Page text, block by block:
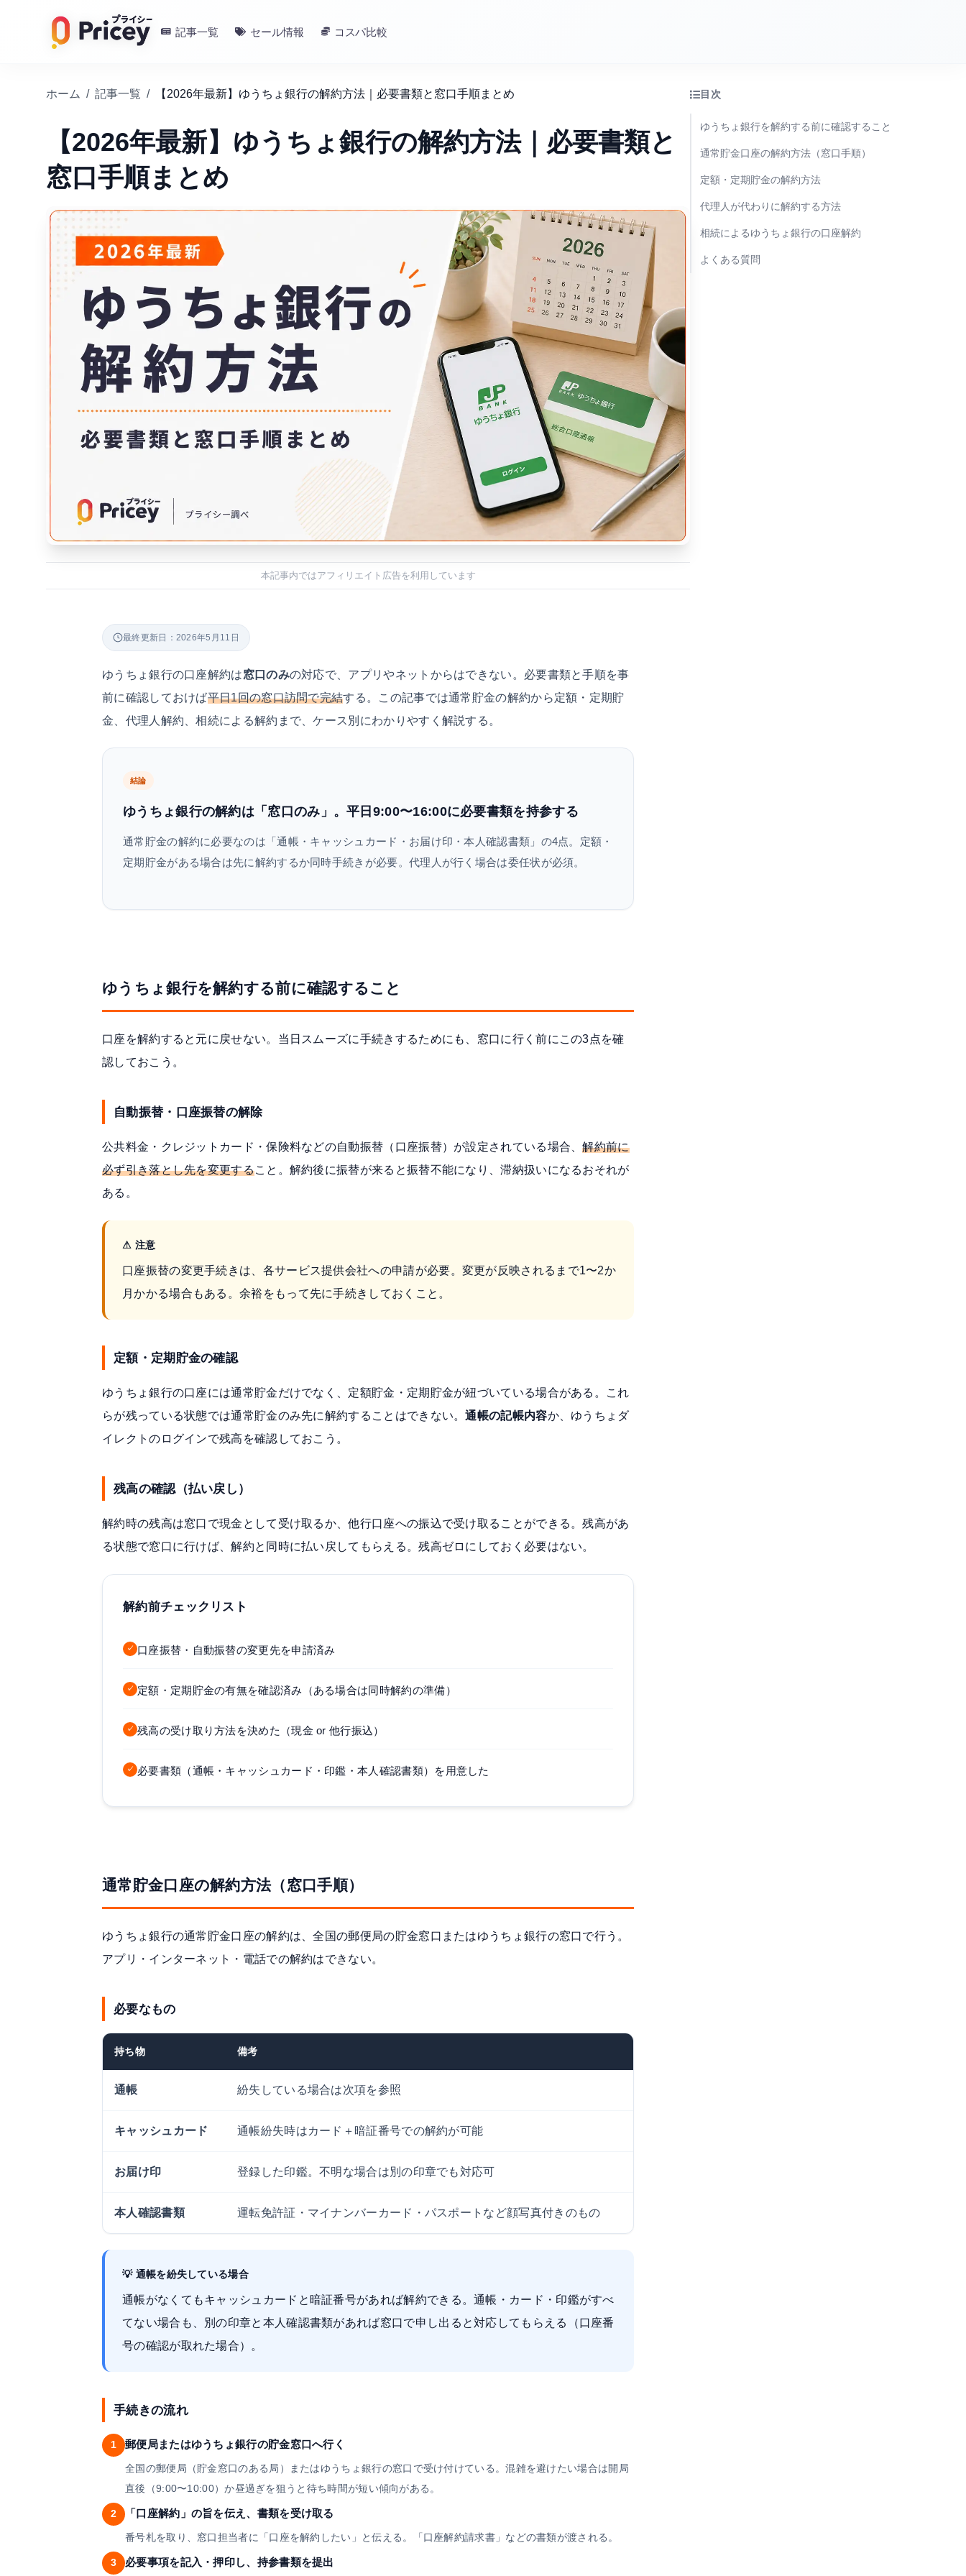
記事一覧 セール情報 コスパ比較
ホーム / 記事一覧 / 【2026年最新】ゆうちょ銀行の解約方法｜必要書類と窓口手順まとめ
【2026年最新】ゆうちょ銀行の解約方法｜必要書類と
窓口手順まとめ
本記事内ではアフィリエイト広告を利用しています
最終更新日：2026年5月11日
ゆうちょ銀行の口座解約は窓口のみの対応で、アプリやネットからはできない。必要書類と手順を事
前に確認しておけば平日1回の窓口訪問で完結する。この記事では通常貯金の解約から定額・定期貯
金、代理人解約、相続による解約まで、ケース別にわかりやすく解説する。
結論
ゆうちょ銀行の解約は「窓口のみ」。平日9:00〜16:00に必要書類を持参する
通常貯金の解約に必要なのは「通帳・キャッシュカード・お届け印・本人確認書類」の4点。定額・
定期貯金がある場合は先に解約するか同時手続きが必要。代理人が行く場合は委任状が必須。
ゆうちょ銀行を解約する前に確認すること
口座を解約すると元に戻せない。当日スムーズに手続きするためにも、窓口に行く前にこの3点を確
認しておこう。
自動振替・口座振替の解除
公共料金・クレジットカード・保険料などの自動振替（口座振替）が設定されている場合、解約前に
必ず引き落とし先を変更すること。解約後に振替が来ると振替不能になり、滞納扱いになるおそれが
ある。
⚠ 注意
口座振替の変更手続きは、各サービス提供会社への申請が必要。変更が反映されるまで1〜2か
月かかる場合もある。余裕をもって先に手続きしておくこと。
定額・定期貯金の確認
ゆうちょ銀行の口座には通常貯金だけでなく、定額貯金・定期貯金が紐づいている場合がある。これ
らが残っている状態では通常貯金のみ先に解約することはできない。通帳の記帳内容か、ゆうちょダ
イレクトのログインで残高を確認しておこう。
残高の確認（払い戻し）
解約時の残高は窓口で現金として受け取るか、他行口座への振込で受け取ることができる。残高があ
る状態で窓口に行けば、解約と同時に払い戻してもらえる。残高ゼロにしておく必要はない。
解約前チェックリスト
✓ 口座振替・自動振替の変更先を申請済み
✓ 定額・定期貯金の有無を確認済み（ある場合は同時解約の準備）
✓ 残高の受け取り方法を決めた（現金 or 他行振込）
✓ 必要書類（通帳・キャッシュカード・印鑑・本人確認書類）を用意した
通常貯金口座の解約方法（窓口手順）
ゆうちょ銀行の通常貯金口座の解約は、全国の郵便局の貯金窓口またはゆうちょ銀行の窓口で行う。
アプリ・インターネット・電話での解約はできない。
必要なもの
持ち物 備考
通帳 紛失している場合は次項を参照
キャッシュカード 通帳紛失時はカード＋暗証番号での解約が可能
お届け印 登録した印鑑。不明な場合は別の印章でも対応可
本人確認書類 運転免許証・マイナンバーカード・パスポートなど顔写真付きのもの
💡 通帳を紛失している場合
通帳がなくてもキャッシュカードと暗証番号があれば解約できる。通帳・カード・印鑑がすべ
てない場合も、別の印章と本人確認書類があれば窓口で申し出ると対応してもらえる（口座番
号の確認が取れた場合）。
手続きの流れ
1 郵便局またはゆうちょ銀行の貯金窓口へ行く
全国の郵便局（貯金窓口のある局）またはゆうちょ銀行の窓口で受け付けている。混雑を避けたい場合は開局
直後（9:00〜10:00）か昼過ぎを狙うと待ち時間が短い傾向がある。
2 「口座解約」の旨を伝え、書類を受け取る
番号札を取り、窓口担当者に「口座を解約したい」と伝える。「口座解約請求書」などの書類が渡される。
3 必要事項を記入・押印し、持参書類を提出
目次
ゆうちょ銀行を解約する前に確認すること
通常貯金口座の解約方法（窓口手順）
定額・定期貯金の解約方法
代理人が代わりに解約する方法
相続によるゆうちょ銀行の口座解約
よくある質問